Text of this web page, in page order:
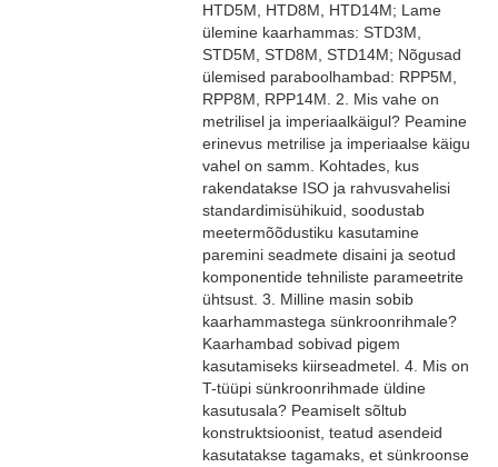
HTD5M, HTD8M, HTD14M; Lame
ülemine kaarhammas: STD3M,
STD5M, STD8M, STD14M; Nõgusad
ülemised paraboolhambad: RPP5M,
RPP8M, RPP14M. 2. Mis vahe on
metrilisel ja imperiaalkäigul? Peamine
erinevus metrilise ja imperiaalse käigu
vahel on samm. Kohtades, kus
rakendatakse ISO ja rahvusvahelisi
standardimisühikuid, soodustab
meetermõõdustiku kasutamine
paremini seadmete disaini ja seotud
komponentide tehniliste parameetrite
ühtsust. 3. Milline masin sobib
kaarhammastega sünkroonrihmale?
Kaarhambad sobivad pigem
kasutamiseks kiirseadmetel. 4. Mis on
T-tüüpi sünkroonrihmade üldine
kasutusala? Peamiselt sõltub
konstruktsioonist, teatud asendeid
kasutatakse tagamaks, et sünkroonse